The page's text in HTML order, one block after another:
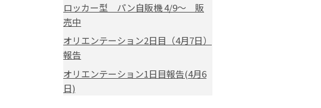
ロッカー型 パン自販機 4/9～ 販
売中
オリエンテーション2日目（4月7日）
報告
オリエンテーション1日目報告(4月6
日)